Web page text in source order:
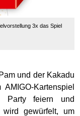
3x das Spiel
und der Kakadu
Kartenspiel
feiern und
wird gewürfelt, um